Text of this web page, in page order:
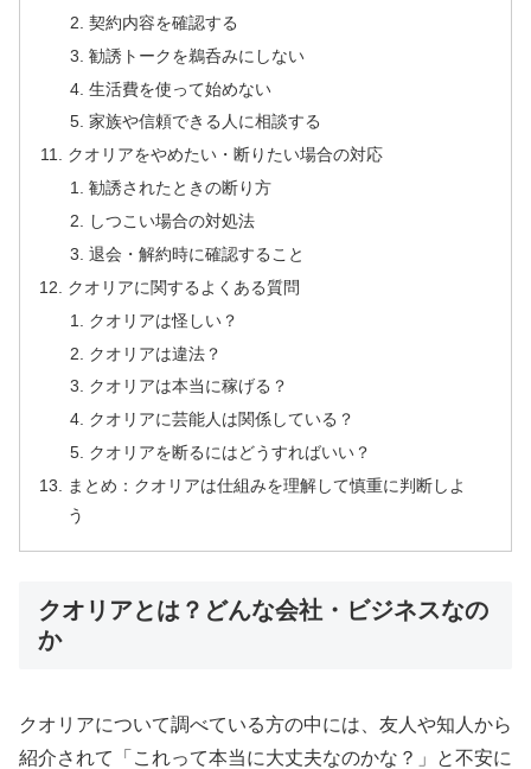
契約内容を確認する
勧誘トークを鵜呑みにしない
生活費を使って始めない
家族や信頼できる人に相談する
クオリアをやめたい・断りたい場合の対応
勧誘されたときの断り方
しつこい場合の対処法
退会・解約時に確認すること
クオリアに関するよくある質問
クオリアは怪しい？
クオリアは違法？
クオリアは本当に稼げる？
クオリアに芸能人は関係している？
クオリアを断るにはどうすればいい？
まとめ：クオリアは仕組みを理解して慎重に判断しよ
う
クオリアとは？どんな会社・ビジネスなの
か
クオリアについて調べている方の中には、友人や知人から
紹介されて「これって本当に大丈夫なのかな？」と不安に